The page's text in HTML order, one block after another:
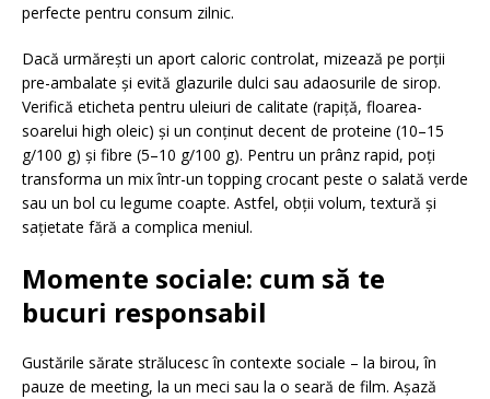
perfecte pentru consum zilnic.
Dacă urmărești un aport caloric controlat, mizează pe porții
pre-ambalate și evită glazurile dulci sau adaosurile de sirop.
Verifică eticheta pentru uleiuri de calitate (rapiță, floarea-
soarelui high oleic) și un conținut decent de proteine (10–15
g/100 g) și fibre (5–10 g/100 g). Pentru un prânz rapid, poți
transforma un mix într-un topping crocant peste o salată verde
sau un bol cu legume coapte. Astfel, obții volum, textură și
sațietate fără a complica meniul.
Momente sociale: cum să te
bucuri responsabil
Gustările sărate strălucesc în contexte sociale – la birou, în
pauze de meeting, la un meci sau la o seară de film. Așază